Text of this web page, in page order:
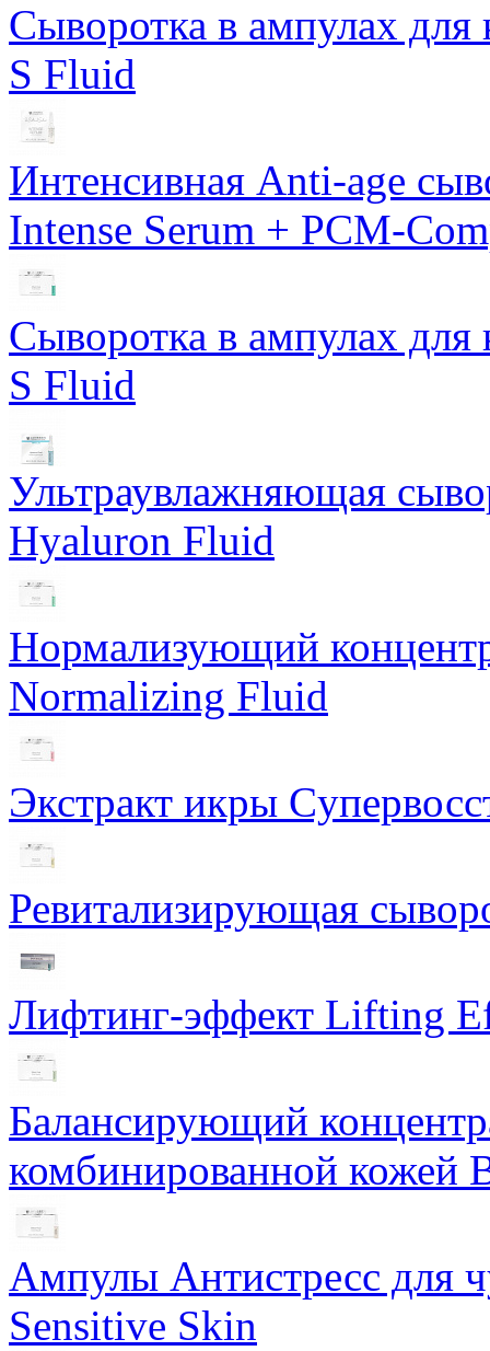
Сыворотка в ампулах для
S Fluid
Интенсивная Anti-age
Intense Serum + PCM-
Сыворотка в ампулах для
S Fluid
Ультраувлажняющая
Hyaluron Fluid
Нормализующий
Normalizing Fluid
Экстракт икры
Ревитализирующая
Лифтинг-эффект Lifting
Балансирующий
комбинированной кожей
Ампулы Антистресс для
Sensitive Skin